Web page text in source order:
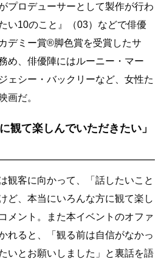
プロデューサーとして製作が行わ
い10のこと』（03）などで俳優
デミー賞®脚色賞を受賞したサ
め、俳優陣にはルーニー・マー
ェシー・バックリーなど、女性た
画だ。
観て楽しんでいただきたい」
観客に向かって、「話したいこと
ど、本当にいろんな方に観て楽し
メント。また本イベントのオファ
れると、「観る前は自信がなかっ
いとお願いしました」と裏話を語